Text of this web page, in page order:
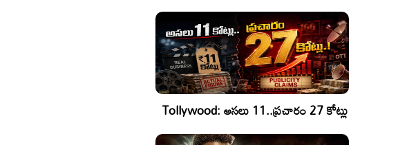
Tollywood: అసలు 11..ప్రచారం 27 కోట్లు